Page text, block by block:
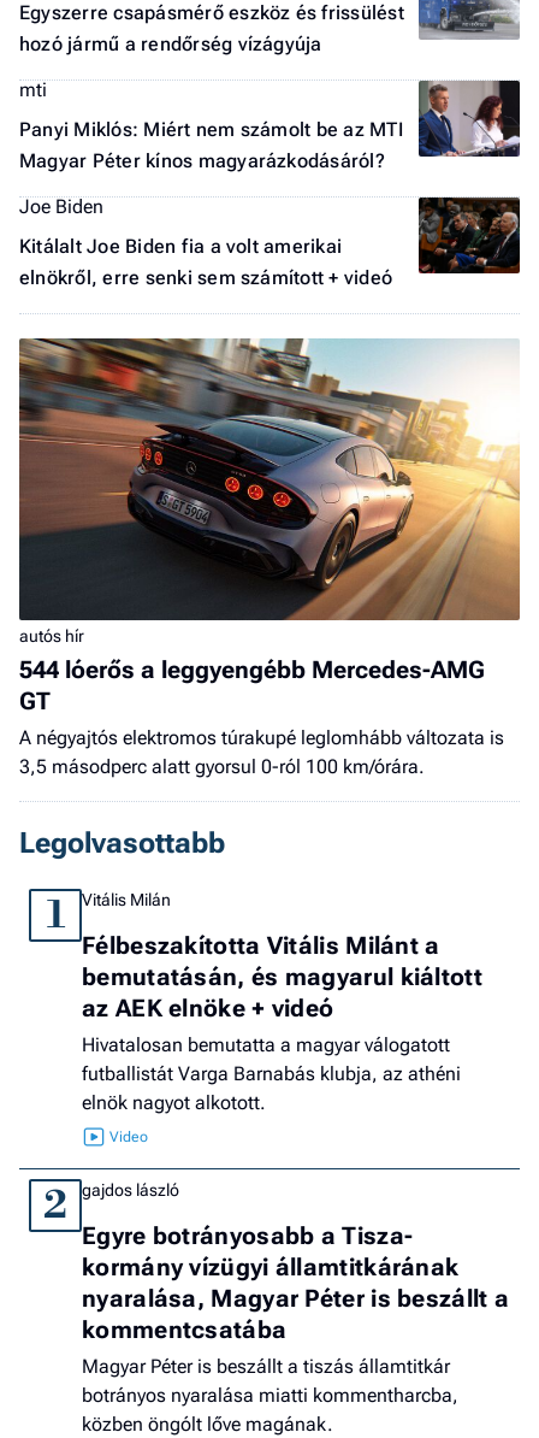
Egyszerre csapásmérő eszköz és frissülést
hozó jármű a rendőrség vízágyúja
mti
Panyi Miklós: Miért nem számolt be az MTI
Magyar Péter kínos magyarázkodásáról?
Joe Biden
Kitálalt Joe Biden fia a volt amerikai
elnökről, erre senki sem számított + videó
autós hír
544 lóerős a leggyengébb Mercedes-AMG
GT
A négyajtós elektromos túrakupé leglomhább változata is
3,5 másodperc alatt gyorsul 0-ról 100 km/órára.
Legolvasottabb
1 Vitális Milán
Félbeszakította Vitális Milánt a
bemutatásán, és magyarul kiáltott
az AEK elnöke + videó
Hivatalosan bemutatta a magyar válogatott
futballistát Varga Barnabás klubja, az athéni
elnök nagyot alkotott.
2 gajdos lászló
Egyre botrányosabb a Tisza-
kormány vízügyi államtitkárának
nyaralása, Magyar Péter is beszállt a
kommentcsatába
Magyar Péter is beszállt a tiszás államtitkár
botrányos nyaralása miatti kommentharcba,
közben öngólt lőve magának.